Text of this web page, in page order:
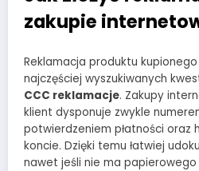
zakupie
Reklamacja produktu
najczęściej wyszukiwanych
CCC reklamacje. Zakupy
klient dysponuje zwykle
potwierdzeniem płatności oraz
koncie. Dzięki temu łatwiej
nawet jeśli nie ma